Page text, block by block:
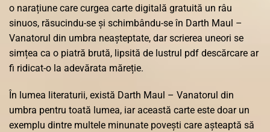
o narațiune care curgea carte digitală gratuită un râu
sinuos, răsucindu-se și schimbându-se în Darth Maul –
Vanatorul din umbra neașteptate, dar scrierea uneori se
simțea ca o piatră brută, lipsită de lustrul pdf descărcare ar
fi ridicat-o la adevărata măreție.
În lumea literaturii, există Darth Maul – Vanatorul din
umbra pentru toată lumea, iar această carte este doar un
exemplu dintre multele minunate povești care așteaptă să